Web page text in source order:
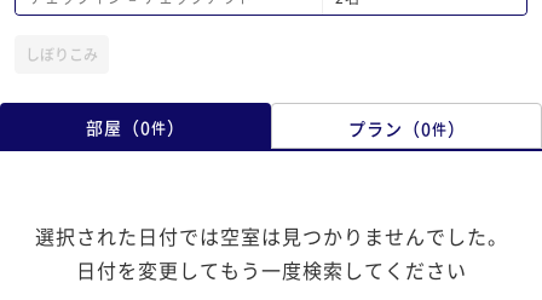
しぼりこみ
部屋 （0件） プラン （0件）
選択された日付では空室は見つかりませんでした。
日付を変更してもう一度検索してください